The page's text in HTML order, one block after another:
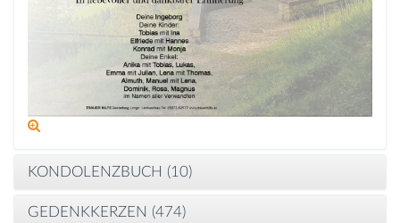
KONDOLENZBUCH (10)
GEDENKKERZEN (474)